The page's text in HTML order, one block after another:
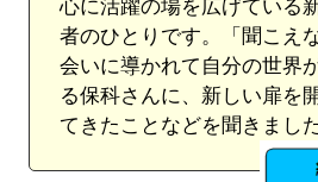
心に活躍の場を広げている
者のひとりです。「聞こえ
会いに導かれて自分の世界
る保科さんに、新しい扉を
てきたことなどを聞きました